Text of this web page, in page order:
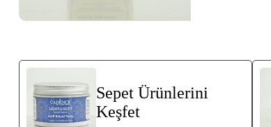
Sepet Ürünlerini
Keşfet